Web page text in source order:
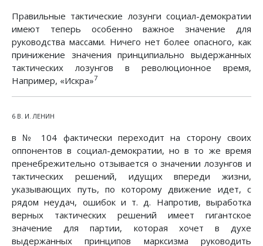
Правильные тактические лозунги социал-демократии
имеют теперь особенно важное значение для
руководства массами. Ничего нет более опасного, как
принижение значения принципиально выдержанных
тактических лозунгов в революционное время,
Например, «Искра»7
6 В. И. ЛЕНИН
в № 104 фактически переходит на сторону своих
оппонентов в социал-демократии, но в то же время
пренебрежительно отзывается о значении лозунгов и
тактических решений, идущих впереди жизни,
указывающих путь, по которому движение идет, с
рядом неудач, ошибок и т. д. Напротив, выработка
верных тактических решений имеет гигантское
значение для партии, которая хочет в духе
выдержанных принципов марксизма руководить